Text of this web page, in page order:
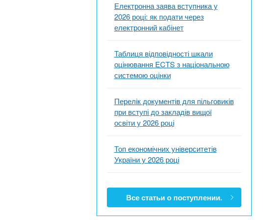
Електронна заява вступника у
2026 році: як подати через
електронний кабінет
Таблиця відповідності шкали
оцінювання ECTS з національною
системою оцінки
Перелік документів для пільговиків
при вступі до закладів вищої
освіти у 2026 році
Топ економічних університетів
України у 2026 році
Все статьи о поступлении.